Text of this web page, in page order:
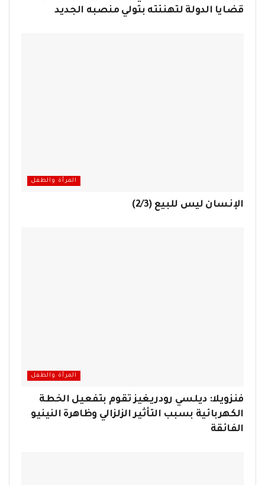
قضايا الدولة لتهنئته بتولي منصبه الجديد
المرأة والطفل
الإنسان ليس للبيع (2/3)
المرأة والطفل
فنزويلا: ديلسي رودريغيز تقوم بتفعيل الخطة
الكهربائية بسبب التأثير الزلزالي وظاهرة النينيو
الفائقة